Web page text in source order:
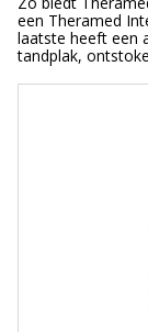
een Theramed
laatste heeft een
tandplak,